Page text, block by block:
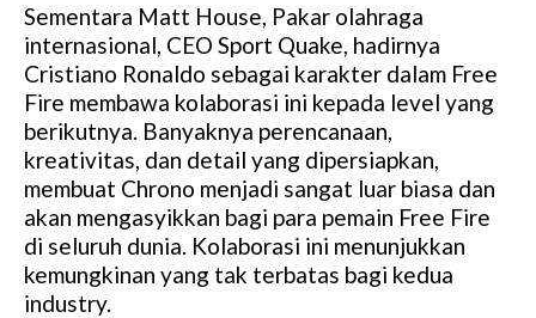
Sementara Matt House, Pakar olahraga
internasional, CEO Sport Quake, hadirnya
Cristiano Ronaldo sebagai karakter dalam Free
Fire membawa kolaborasi ini kepada level yang
berikutnya. Banyaknya perencanaan,
kreativitas, dan detail yang dipersiapkan,
membuat Chrono menjadi sangat luar biasa dan
akan mengasyikkan bagi para pemain Free Fire
di seluruh dunia. Kolaborasi ini menunjukkan
kemungkinan yang tak terbatas bagi kedua
industry.